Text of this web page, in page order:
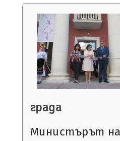
града
Министърът на